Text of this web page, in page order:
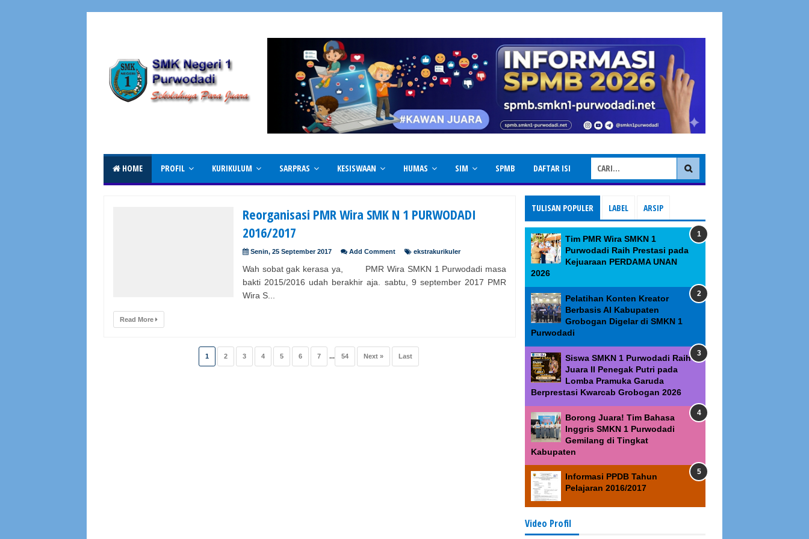
HOME PROFIL KURIKULUM SARPRAS KESISWAAN HUMAS SIM SPMB DAFTAR ISI
Reorganisasi PMR Wira SMK N 1 PURWODADI
2016/2017
Senin, 25 September 2017 Add Comment ekstrakurikuler
Wah sobat gak kerasa ya, PMR Wira SMKN 1 Purwodadi masa
bakti 2015/2016 udah berakhir aja. sabtu, 9 september 2017 PMR
Wira S...
Read More
1 2 3 4 5 6 7 ... 54 Next » Last
TULISAN POPULER LABEL ARSIP
Tim PMR Wira SMKN 1
Purwodadi Raih Prestasi pada
Kejuaraan PERDAMA UNAN
2026
Pelatihan Konten Kreator
Berbasis AI Kabupaten
Grobogan Digelar di SMKN 1
Purwodadi
Siswa SMKN 1 Purwodadi Raih
Juara II Penegak Putri pada
Lomba Pramuka Garuda
Berprestasi Kwarcab Grobogan 2026
Borong Juara! Tim Bahasa
Inggris SMKN 1 Purwodadi
Gemilang di Tingkat
Kabupaten
Informasi PPDB Tahun
Pelajaran 2016/2017
Video Profil